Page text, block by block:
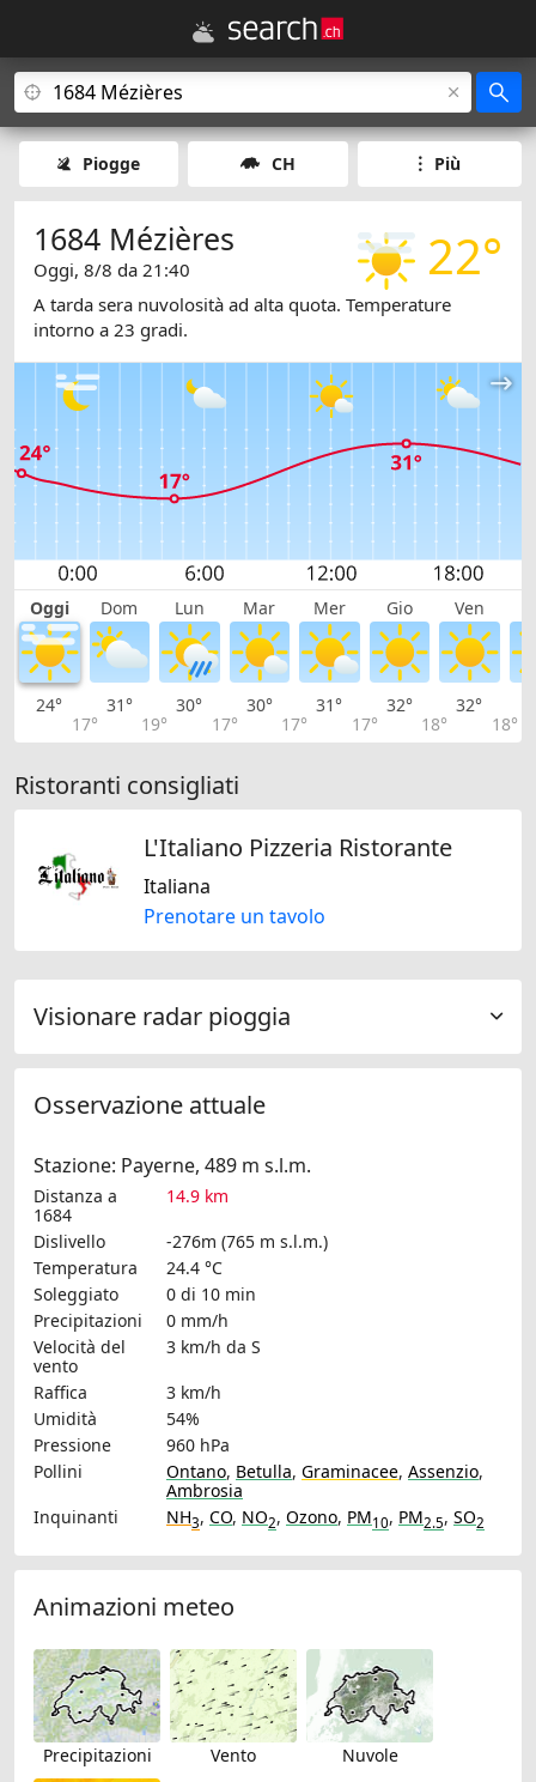
Piogge CH Più
22°
1684 Mézières
Oggi, 8/8 da 21:40
A tarda sera nuvolosità ad alta quota. Temperature
intorno a 23 gradi.
Oggi Dom Lun Mar Mer Gio Ven
24°
17°
31°
19°
30°
17°
30°
17°
31°
17°
32°
18°
32°
18°
Ristoranti consigliati
L'Italiano Pizzeria Ristorante
Italiana
Prenotare un tavolo
Visionare radar pioggia
Osservazione attuale
Stazione: Payerne, 489 m s.l.m.
Distanza a
1684
14.9 km
Dislivello
-276m (765 m s.l.m.)
Temperatura
24.4 °C
Soleggiato
0 di 10 min
Precipitazioni
0 mm/h
Velocità del
vento
3 km/h da S
Raffica
3 km/h
Umidità
54%
Pressione
960 hPa
Pollini
Ontano, Betulla, Graminacee, Assenzio,
Ambrosia
Inquinanti
NH3, CO, NO2, Ozono, PM10, PM2.5, SO2
Animazioni meteo
Precipitazioni Vento Nuvole